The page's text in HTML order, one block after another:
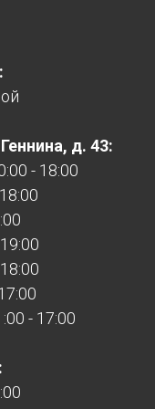
д. 43:
- 18:00
- 17:00